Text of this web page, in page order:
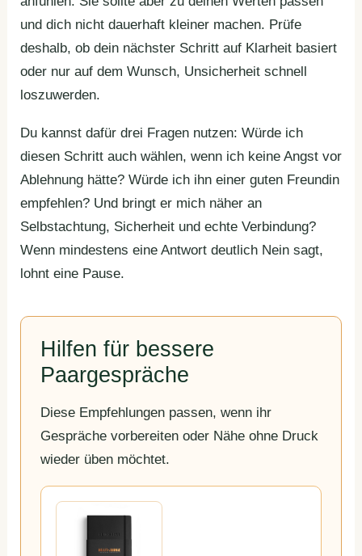
und dich nicht dauerhaft kleiner machen. Prüfe
deshalb, ob dein nächster Schritt auf Klarheit basiert
oder nur auf dem Wunsch, Unsicherheit schnell
loszuwerden.
Du kannst dafür drei Fragen nutzen: Würde ich
diesen Schritt auch wählen, wenn ich keine Angst vor
Ablehnung hätte? Würde ich ihn einer guten Freundin
empfehlen? Und bringt er mich näher an
Selbstachtung, Sicherheit und echte Verbindung?
Wenn mindestens eine Antwort deutlich Nein sagt,
lohnt eine Pause.
Hilfen für bessere
Paargespräche
Diese Empfehlungen passen, wenn ihr
Gespräche vorbereiten oder Nähe ohne Druck
wieder üben möchtet.